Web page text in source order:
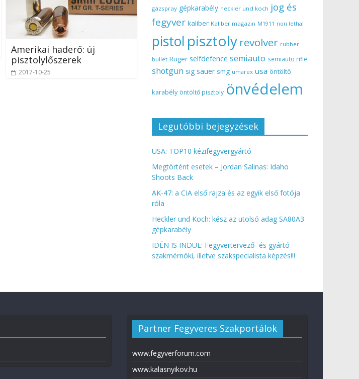
Amerikai haderő: új
pisztolylőszerek
2017-10-25
gázspray gépkarabély heckler und koch jog és
fegyver kaliber Kaliber magazin M1911 non lethal
pistol pisztoly revolver rubber
bullet Ruger selfdefence semiauto semiauto rifle
shotgun sig sauer smg umarex usa öntöltő
karabély öntöltő pisztoly önvédelem
Legutóbbi bejegyzések
USA: TOP10 kézifegyvergyártó
Megtörtént esetek – Jordan Salinas: Idaho
Shoots Back
AK-47: a CIA első rajza és az egyik első fotója
róla
Heckler und Koch: kész az utolsó adag SA80A3
gépkarabély
IDÉN IS INDUL: Fegyvertervező- és gyártó
szakmérnöki, illetve szakspecialista képzés!!!
Partner Fegyveres Szakportálok
www.fegyverforum.com
www.kalasnyikov.hu